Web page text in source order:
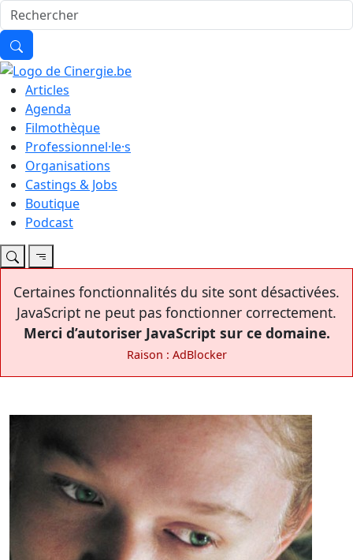
Articles
Agenda
Filmothèque
Professionnel·le·s
Organisations
Castings & Jobs
Boutique
Podcast
Certaines fonctionnalités du site sont désactivées.
JavaScript ne peut pas fonctionner correctement.
Merci d’autoriser JavaScript sur ce domaine.
Raison : AdBlocker